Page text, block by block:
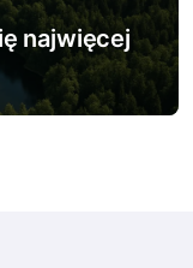
najwięcej